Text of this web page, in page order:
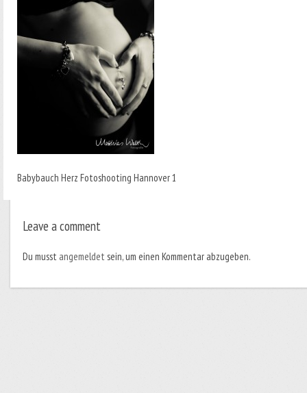
Babybauch Herz Fotoshooting Hannover 1
Leave a comment
Du musst angemeldet sein, um einen Kommentar abzugeben.